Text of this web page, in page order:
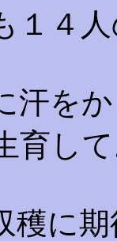
１４
をか
育し
に期